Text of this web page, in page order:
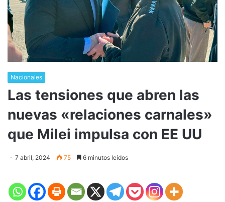
Nacionales
Las tensiones que abren las
nuevas «relaciones carnales»
que Milei impulsa con EE UU
7 abril, 2024 75 6 minutos leídos